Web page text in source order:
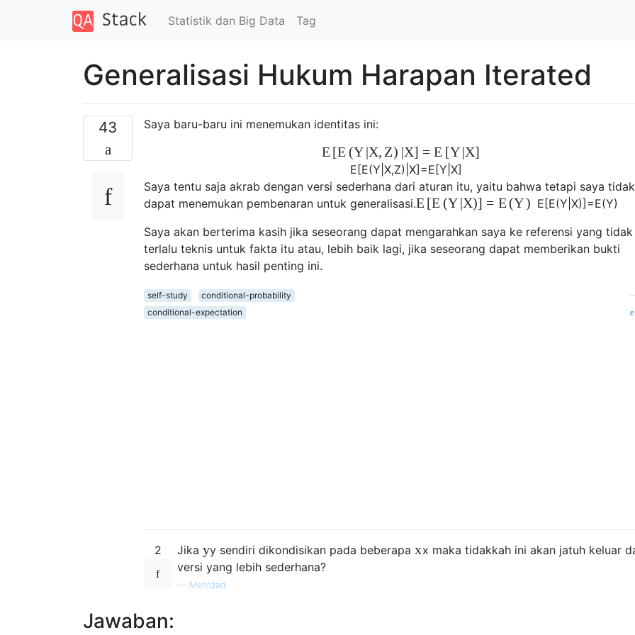
Statistik dan Big Data Tag
Generalisasi Hukum Harapan Iterated
43 Saya baru-baru ini menemukan identitas ini:
E[E (Y |X, Z) |X] = E [Y |X]
E[E(Y X,Z) X]=E[Y X]
Saya tentu saja akrab dengan versi sederhana dari aturan itu, yaitu bahwa tetapi saya tidak
dapat menemukan pembenaran untuk generalisasi.E [E (Y X)] = E (Y) E[E(Y |X)]=E(Y)
Saya akan berterima kasih jika seseorang dapat mengarahkan saya ke referensi yang tidak
terlalu teknis untuk fakta itu atau, lebih baik lagi, jika seseorang dapat memberikan bukti
sederhana untuk hasil penting ini.
self-study
conditional-probability
conditional-expectation
2 Jika yy sendiri dikondisikan pada beberapaxx maka tidakkah ini akan jatuh keluar
versi yang lebih sederhana?
— Mehrdad
Jawaban: